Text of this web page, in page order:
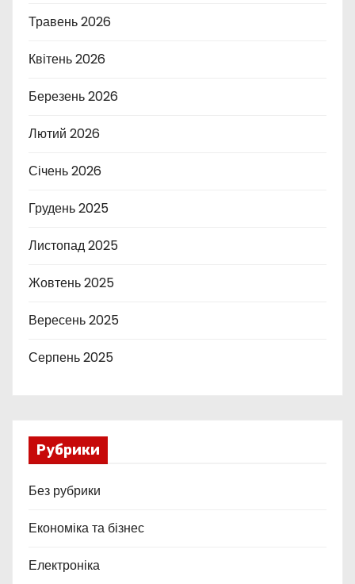
Травень 2026
Квітень 2026
Березень 2026
Лютий 2026
Січень 2026
Грудень 2025
Листопад 2025
Жовтень 2025
Вересень 2025
Серпень 2025
Рубрики
Без рубрики
Економіка та бізнес
Електроніка